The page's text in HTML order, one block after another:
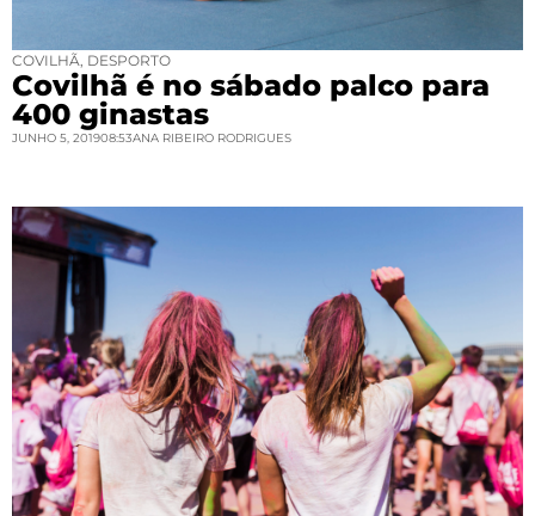
COVILHÃ DESPORTO
Covilhã é no sábado palco para
400 ginastas
JUNHO 5, 201908:53ANA RIBEIRO RODRIGUES